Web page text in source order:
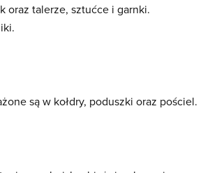
oraz talerze, sztućce i garnki.
są w kołdry, poduszki oraz pościel.